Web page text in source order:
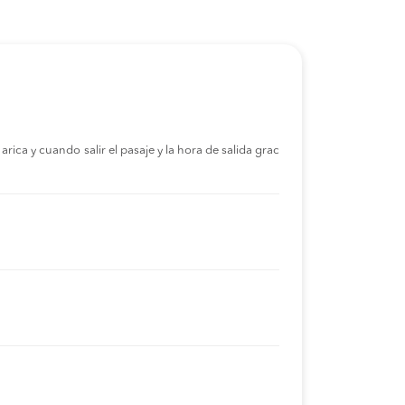
y cuando salir el pasaje y la hora de salida grac